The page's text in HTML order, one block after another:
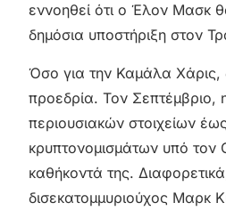
εννοηθεί ότι ο Έλον Μασκ
δημόσια υποστήριξη στον
Όσο για την Καμάλα Χάρις,
προεδρία. Τον Σεπτέμβριο,
περιουσιακών στοιχείων
κρυπτονομισμάτων υπό τον
καθήκοντά της.
δισεκατομμυριούχος Μαρκ